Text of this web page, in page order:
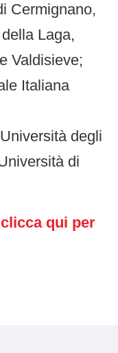
Cermignano,
Laga,
Valdisieve;
Italiana
degli
di
clicca qui per